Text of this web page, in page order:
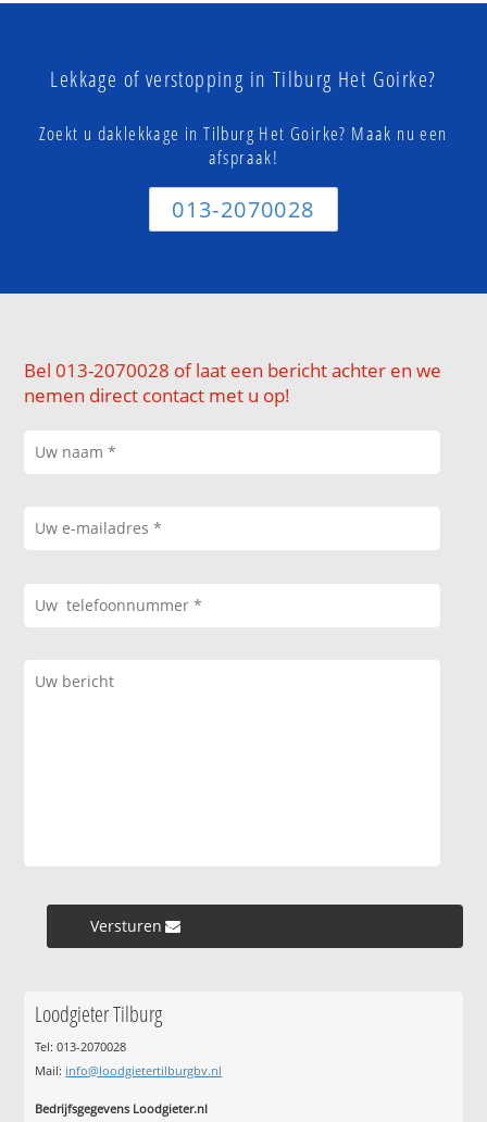
Lekkage of verstopping in Tilburg Het Goirke?
Zoekt u daklekkage in Tilburg Het Goirke? Maak nu een
afspraak!
013-2070028
Bel 013-2070028 of laat een bericht achter en we
nemen direct contact met u op!
Versturen »
Loodgieter Tilburg
Tel: 013-2070028
Mail: info@loodgietertilburgbv.nl
Bedrijfsgegevens Loodgieter.nl